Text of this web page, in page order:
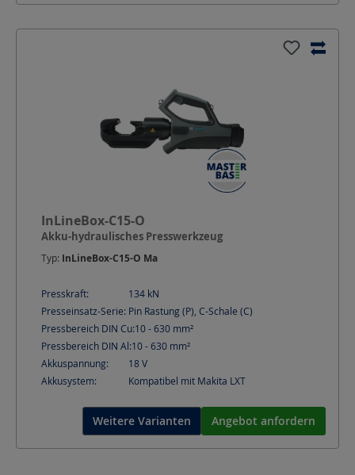
InLineBox-C15-O
Akku-hydraulisches Presswerkzeug
Typ: InLineBox-C15-O Ma
Presskraft: 134 kN
Presseinsatz-Serie: Pin Rastung (P), C-Schale (C)
Pressbereich DIN Cu:10 - 630 mm²
Pressbereich DIN Al:10 - 630 mm²
Akkuspannung:
18V
Akkusystem:
Kompatibel mit Makita LXT
Weitere Varianten Angebot anfordern